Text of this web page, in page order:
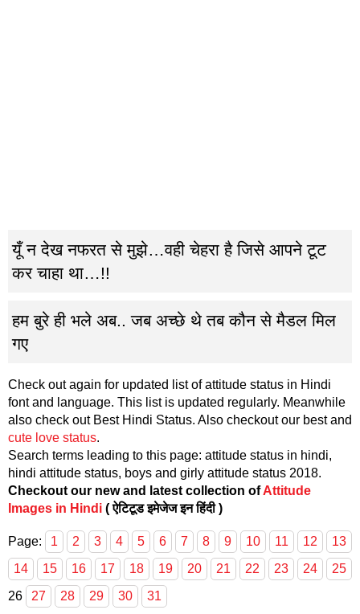
यूँ न देख नफरत से मुझे…वही चेहरा है जिसे आपने टूट
कर चाहा था…!!
हम बुरे ही भले अब.. जब अच्छे थे तब कौन से मैडल मिल
गए
Check out again for updated list of attitude status in Hindi
font and language. This list is updated regularly. Meanwhile
also check out Best Hindi Status. Also checkout our best and
cute love status.
Search terms leading to this page: attitude status in hindi,
hindi attitude status, boys and girly attitude status 2018.
Checkout our new and latest collection ofAttitude
Images in Hindi ( ऐटिटूड इमेजेज इन हिंदी )
Page: 1 2 3 4 5 6 7 8 9 10 11 12
13
14
15 16 17 18 19 20 21 22 23 24
25
26
27 28 29 30 31